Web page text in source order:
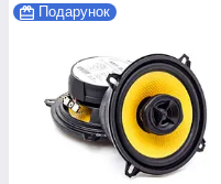
Подарунок